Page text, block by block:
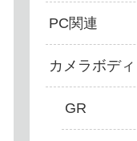
PC関連
カメラボディ
GR